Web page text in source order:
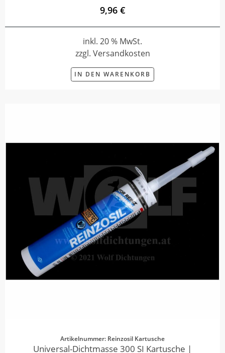
9,96 €
inkl. 20 % MwSt.
zzgl. Versandkosten
IN DEN WARENKORB
Artikelnummer: Reinzosil Kartusche
Universal-Dichtmasse 300 SI Kartusche |